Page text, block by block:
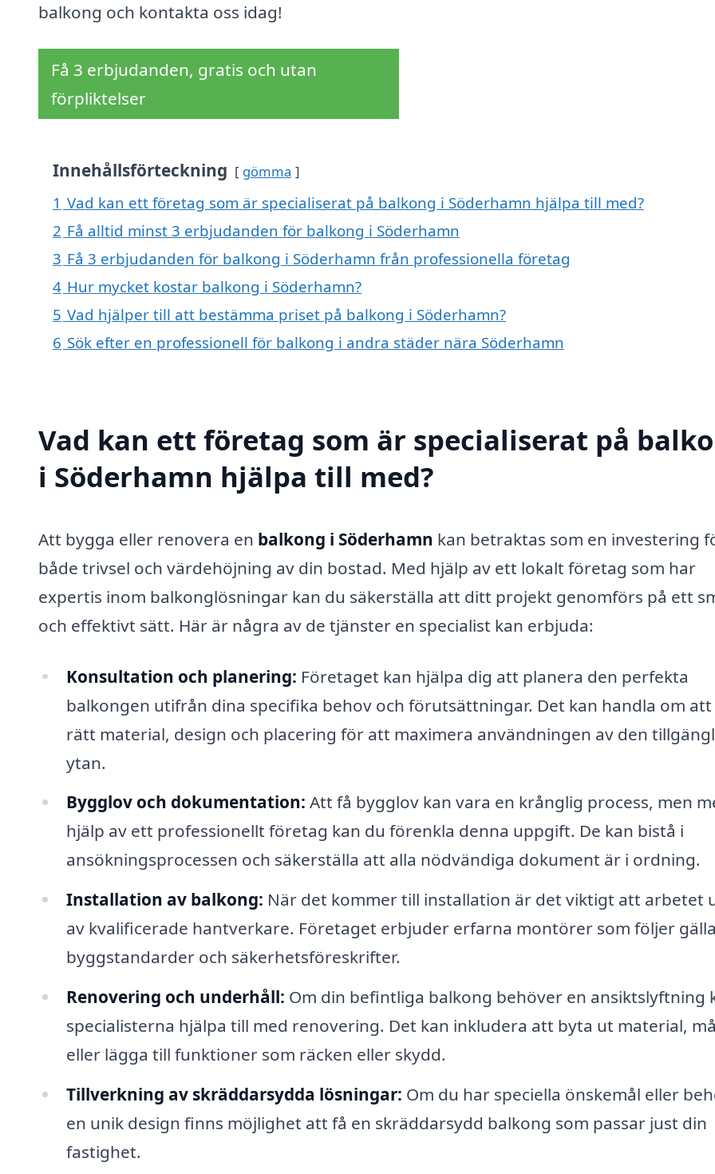
balkong och kontakta oss idag!
Få 3 erbjudanden, gratis och utan
förpliktelser
Innehållsförteckning gömma
1 Vad kan ett företag som är specialiserat på balkong i Söderhamn hjälpa till med?
2 Få alltid minst 3 erbjudanden för balkong i Söderhamn
3 Få 3 erbjudanden för balkong i Söderhamn från professionella företag
4 Hur mycket kostar balkong i Söderhamn?
5 Vad hjälper till att bestämma priset på balkong i Söderhamn?
6 Sök efter en professionell för balkong i andra städer nära Söderhamn
Vad kan ett företag som är specialiserat på
i Söderhamn hjälpa till med?
Att bygga eller renovera en balkong i Söderhamn kan betraktas som en investering
både trivsel och värdehöjning av din bostad. Med hjälp av ett lokalt företag som har
expertis inom balkonglösningar kan du säkerställa att ditt projekt genomförs på ett
och effektivt sätt. Här är några av de tjänster en specialist kan erbjuda:
Konsultation och planering: Företaget kan hjälpa dig att planera den perfekta
balkongen utifrån dina specifika behov och förutsättningar. Det kan handla om att
rätt material, design och placering för att maximera användningen av den
ytan.
Bygglov och dokumentation: Att få bygglov kan vara en krånglig process, men
hjälp av ett professionellt företag kan du förenkla denna uppgift. De kan bistå i
ansökningsprocessen och säkerställa att alla nödvändiga dokument är i ordning.
Installation av balkong: När det kommer till installation är det viktigt att arbetet
av kvalificerade hantverkare. Företaget erbjuder erfarna montörer som följer
byggstandarder och säkerhetsföreskrifter.
Renovering och underhåll: Om din befintliga balkong behöver en ansiktslyftning
specialisterna hjälpa till med renovering. Det kan inkludera att byta ut material,
eller lägga till funktioner som räcken eller skydd.
Tillverkning av skräddarsydda lösningar: Om du har speciella önskemål eller
en unik design finns möjlighet att få en skräddarsydd balkong som passar just din
fastighet.